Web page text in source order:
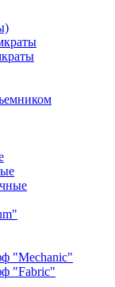
"Mechanic"
"Fabric"